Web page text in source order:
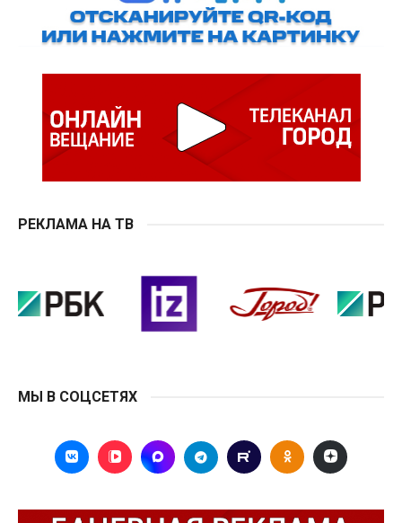
РЕКЛАМА НА ТВ
МЫ В СОЦСЕТЯХ